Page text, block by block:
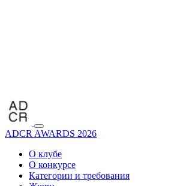
ADCR AWARDS 2026
О клубе
О конкурсе
Категории и требования